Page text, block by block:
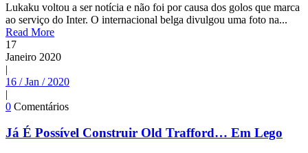
Lukaku voltou a ser notícia e não foi por causa dos golos que marca
ao serviço do Inter. O internacional belga divulgou uma foto na...
Read More
17
Janeiro 2020
|
16 / Jan / 2020
|
0 Comentários
Já É Possível Construir Old Trafford… Em Lego